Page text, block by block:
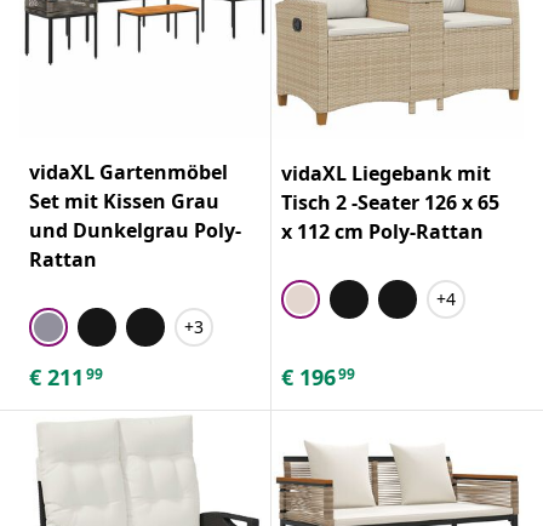
vidaXL Gartenmöbel
Set mit Kissen Grau
und Dunkelgrau Poly-
Rattan
+3
€ 211 99
vidaXL Liegebank mit
Tisch 2 -Seater 126 x 65
x 112 cm Poly-Rattan
+4
€ 19699